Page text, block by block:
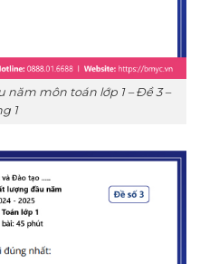
môn toán lớp 1 – Đề 3 –
1